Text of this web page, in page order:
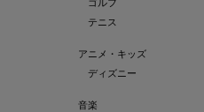
ゴルフ
テニス
アニメ・キッズ
ディズニー
音楽